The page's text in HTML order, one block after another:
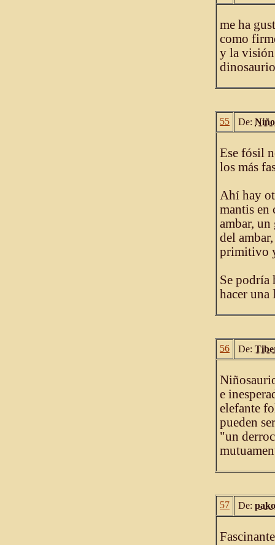
me ha
como
y la visión
55 De:
Ese fósil
los más
Ahí hay
mantis en
ambar, un
del
primitivo
Se podría
hacer
56 De:
e
elefante
pueden
"un
57 De: